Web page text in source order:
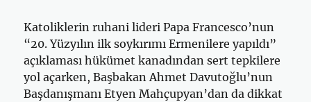
Katoliklerin ruhani lideri Papa Francesco’nun
“20. Yüzyılın ilk soykırımı Ermenilere yapıldı”
açıklaması hükümet kanadından sert tepkilere
yol açarken, Başbakan Ahmet Davutoğlu’nun
Başdanışmanı Etyen Mahçupyan’dan da dikkat